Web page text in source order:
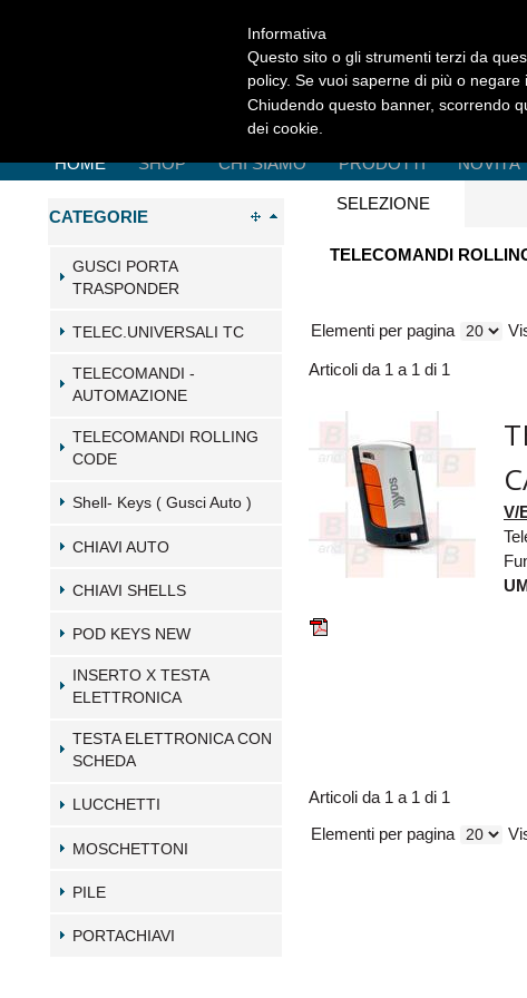
HOME SHOP CHI SIAMO PRODOTTI NOVITÀ
CATEGORIE
GUSCI PORTA
TRASPONDER
TELEC.UNIVERSALI TC
TELECOMANDI -
AUTOMAZIONE
TELECOMANDI ROLLING
CODE
Shell- Keys ( Gusci Auto )
CHIAVI AUTO
CHIAVI SHELLS
POD KEYS NEW
INSERTO X TESTA
ELETTRONICA
TESTA ELETTRONICA CON
SCHEDA
LUCCHETTI
MOSCHETTONI
PILE
PORTACHIAVI
SELEZIONE
TELECOMANDI
Elementi per pagina
Articoli da 1 a 1 di 1
V/
Articoli da 1 a 1 di 1
Elementi per pagina
Informativa
Questo sito o gli strumenti terzi da
policy. Se vuoi saperne di più o
Chiudendo questo banner, scorrendo
dei cookie.